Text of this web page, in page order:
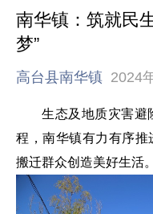
南华镇：筑就民
梦”
高台县南华镇 2024
生态及地质灾害避
程，南华镇有力有序推
搬迁群众创造美好生活。